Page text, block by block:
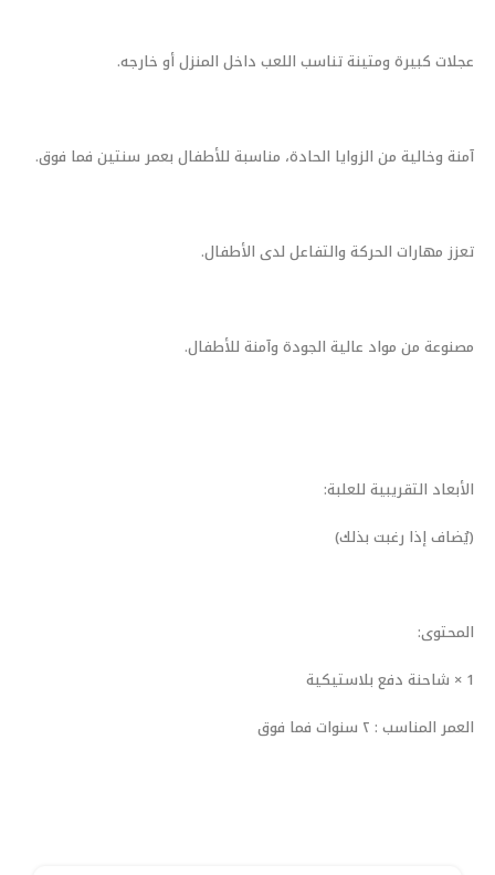
عجلات كبيرة ومتينة تناسب اللعب داخل المنزل أو خارجه.
آمنة وخالية من الزوايا الحادة، مناسبة للأطفال بعمر سنتين فما فوق.
تعزز مهارات الحركة والتفاعل لدى الأطفال.
مصنوعة من مواد عالية الجودة وآمنة للأطفال.
الأبعاد التقريبية للعلبة:
(يُضاف إذا رغبت بذلك)
المحتوى:
1 × شاحنة دفع بلاستيكية
العمر المناسب : ٢ سنوات فما فوق